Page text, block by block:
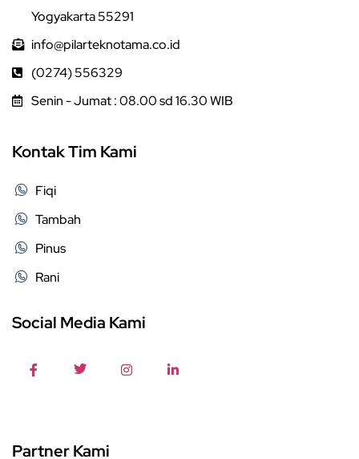
Yogyakarta 55291
info@pilarteknotama.co.id
(0274) 556329
Senin - Jumat : 08.00 sd 16.30 WIB
Kontak Tim Kami
Fiqi
Tambah
Pinus
Rani
Social Media Kami
Partner Kami